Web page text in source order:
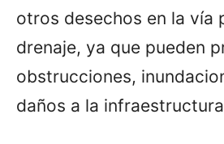
otros desechos en la vía
drenaje, ya que pueden
obstrucciones,
daños a la